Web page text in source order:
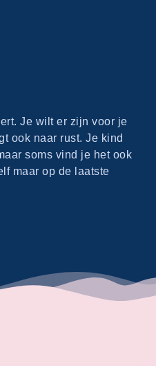
Je wilt er zijn voor je
ook naar rust. Je kind
soms vind je het ook
maar op de laatste